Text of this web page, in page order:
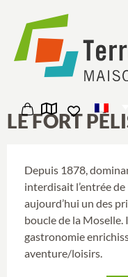
LE FORT
Depuis 1878,
interdisait l’entrée de
aujourd’hui un des
boucle de la
gastronomie
aventure/loisirs.